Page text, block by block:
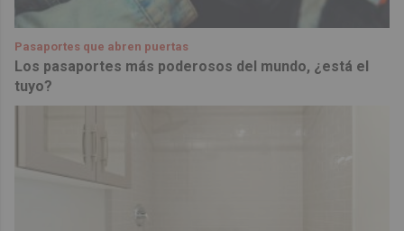
Pasaportes que abren puertas
Los pasaportes más poderosos del mundo, ¿está el
tuyo?